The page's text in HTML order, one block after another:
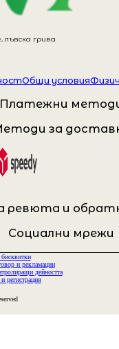
грива
Общи условия
Платежни
за
ревюта и
Социални мрежи
и рекламации
дейността
регистрация